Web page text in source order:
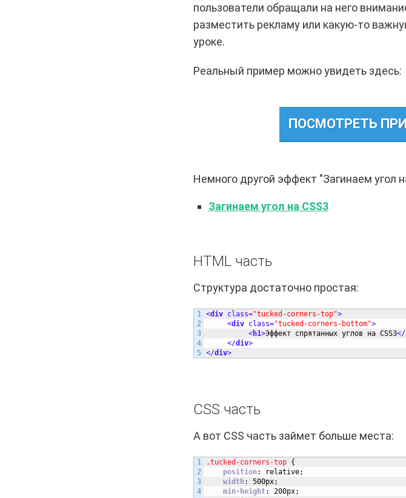
пользователи обращали на него
разместить рекламу или какую-то
уроке.
Реальный пример можно увидеть здесь:
ПОСМОТРЕТЬ
Немного другой эффект "Загинаем угол
Загинаем угол на CSS3
HTML часть
Структура достаточно простая:
1
2
3
4
<div class="tucked-corners-top">
<div class="tucked-corners-bottom">
<h1>Эффект спрятанных углов на CSS3</
</div>
</div>
CSS часть
А вот CSS часть займет больше места:
1
2
3
4
.tucked-corners-top {
position: relative;
width: 500px;
min-height: 200px;